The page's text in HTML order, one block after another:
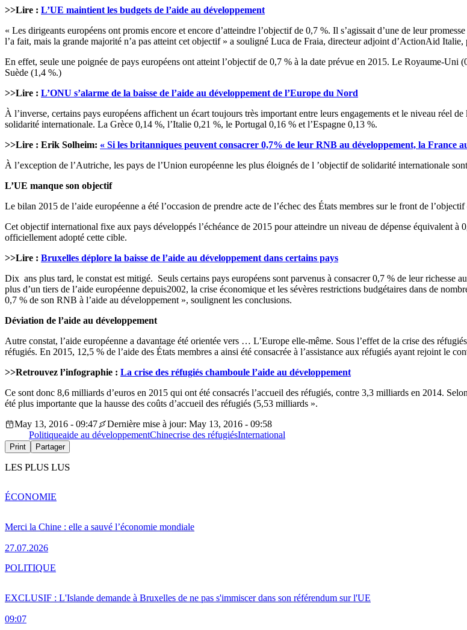
>>Lire : L’UE maintient les budgets de l’aide au développement
« Les dirigeants européens ont promis encore et encore d’atteindre l’objectif de 0,7 %. Il s’agissait d’une de leur
l’a fait, mais la grande majorité n’a pas atteint cet objectif » a souligné Luca de Fraia, directeur adjoint d’ActionAid
En effet, seule une poignée de pays européens ont atteint l’objectif de 0,7 % à la date prévue en 2015. Le Royaume-
Suède (1,4 %.)
>>Lire : L’ONU s’alarme de la baisse de l’aide au développement de l’Europe du Nord
À l’inverse, certains pays européens affichent un écart toujours très important entre leurs engagements et le niveau réel
solidarité internationale. La Grèce 0,14 %, l’Italie 0,21 %, le Portugal 0,16 % et l’Espagne 0,13 %.
>>Lire : Erik Solheim: « Si les britanniques peuvent consacrer 0,7% de leur RNB au développement, la France
À l’exception de l’Autriche, les pays de l’Union européenne les plus éloignés de l ’objectif de solidarité internationale
L’UE manque son objectif
Le bilan 2015 de l’aide européenne a été l’occasion de prendre acte de l’échec des États membres sur le front de
Cet objectif international fixe aux pays développés l’échéance de 2015 pour atteindre un niveau de dépense équivalent
officiellement adopté cette cible.
>>Lire : Bruxelles déplore la baisse de l’aide au développement dans certains pays
Dix ans plus tard, le constat est mitigé. Seuls certains pays européens sont parvenus à consacrer 0,7 % de leur richesse
plus d’un tiers de l’aide européenne depuis2002, la crise économique et les sévères restrictions budgétaires dans de
0,7 % de son RNB à l’aide au développement », soulignent les conclusions.
Déviation de l’aide au développement
Autre constat, l’aide européenne a davantage été orientée vers … L’Europe elle-même. Sous l’effet de la crise des
réfugiés. En 2015, 12,5 % de l’aide des États membres a ainsi été consacrée à l’assistance aux réfugiés ayant rejoint le
>>Retrouvez l’infographie : La crise des réfugiés chamboule l’aide au développement
Ce sont donc 8,6 milliards d’euros en 2015 qui ont été consacrés l’accueil des réfugiés, contre 3,3 milliards en 2014.
été plus importante que la hausse des coûts d’accueil des réfugiés (5,53 milliards ».
May 13, 2016 - 09:47
Dernière mise à jour: May 13, 2016 - 09:58
Politiqueaide au développementChinecrise des réfugiésInternational
Print Partager
LES PLUS LUS
Merci la Chine : elle a sauvé l’économie mondiale
27.07.2026
ÉCONOMIE
EXCLUSIF : L'Islande demande à Bruxelles de ne pas s'immiscer dans son référendum sur l'UE
09:07
POLITIQUE